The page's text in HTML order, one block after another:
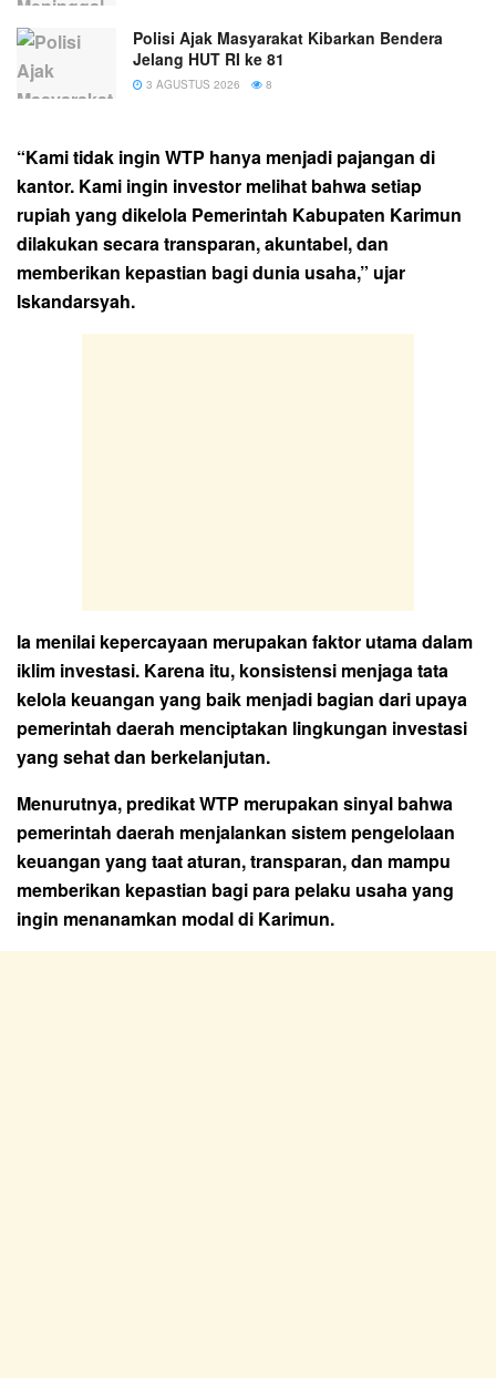
Polisi Ajak Masyarakat Kibarkan Bendera
Jelang HUT RI ke 81
3 AGUSTUS 2026 8
“Kami tidak ingin WTP hanya menjadi pajangan di
kantor. Kami ingin investor melihat bahwa setiap
rupiah yang dikelola Pemerintah Kabupaten Karimun
dilakukan secara transparan, akuntabel, dan
memberikan kepastian bagi dunia usaha,” ujar
Iskandarsyah.
Ia menilai kepercayaan merupakan faktor utama dalam
iklim investasi. Karena itu, konsistensi menjaga tata
kelola keuangan yang baik menjadi bagian dari upaya
pemerintah daerah menciptakan lingkungan investasi
yang sehat dan berkelanjutan.
Menurutnya, predikat WTP merupakan sinyal bahwa
pemerintah daerah menjalankan sistem pengelolaan
keuangan yang taat aturan, transparan, dan mampu
memberikan kepastian bagi para pelaku usaha yang
ingin menanamkan modal di Karimun.